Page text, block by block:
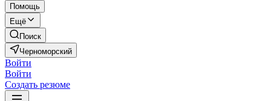
Помощь
Ещё
Поиск
Черноморский
Войти
Войти
Создать резюме